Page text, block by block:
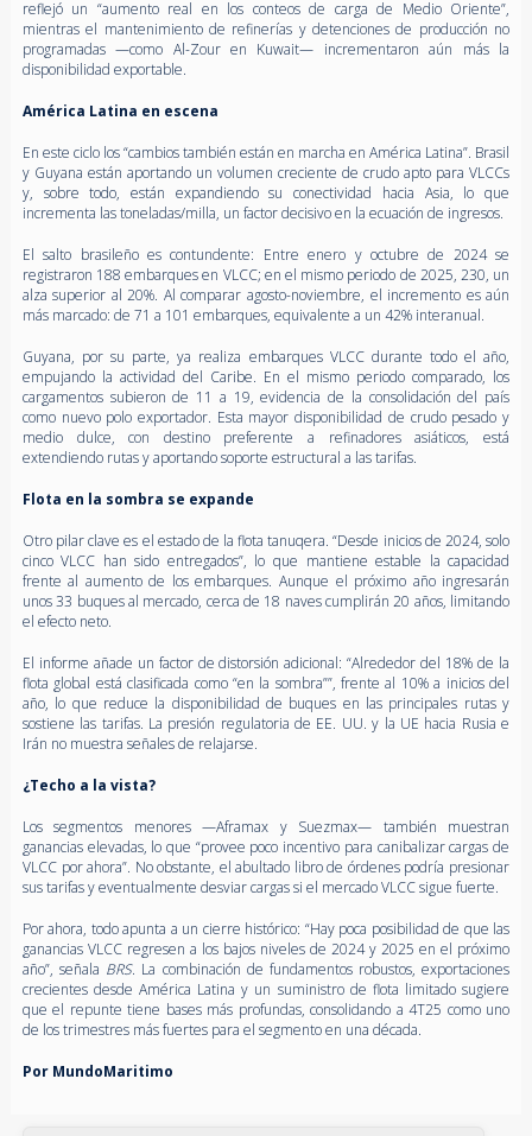
reflejó un “aumento real en los conteos de carga de Medio Oriente”,
mientras el mantenimiento de refinerías y detenciones de producción no
programadas —como Al-Zour en Kuwait— incrementaron aún más la
disponibilidad exportable.
América Latina en escena
En este ciclo los “cambios también están en marcha en América Latina”. Brasil
y Guyana están aportando un volumen creciente de crudo apto para VLCCs
y, sobre todo, están expandiendo su conectividad hacia Asia, lo que
incrementa las toneladas/milla, un factor decisivo en la ecuación de ingresos.
El salto brasileño es contundente: Entre enero y octubre de 2024 se
registraron 188 embarques en VLCC; en el mismo periodo de 2025, 230, un
alza superior al 20%. Al comparar agosto-noviembre, el incremento es aún
más marcado: de 71 a 101 embarques, equivalente a un 42% interanual.
Guyana, por su parte, ya realiza embarques VLCC durante todo el año,
empujando la actividad del Caribe. En el mismo periodo comparado, los
cargamentos subieron de 11 a 19, evidencia de la consolidación del país
como nuevo polo exportador. Esta mayor disponibilidad de crudo pesado y
medio dulce, con destino preferente a refinadores asiáticos, está
extendiendo rutas y aportando soporte estructural a las tarifas.
Flota en la sombra se expande
Otro pilar clave es el estado de la flota tanuqera. “Desde inicios de 2024, solo
cinco VLCC han sido entregados”, lo que mantiene estable la capacidad
frente al aumento de los embarques. Aunque el próximo año ingresarán
unos 33 buques al mercado, cerca de 18 naves cumplirán 20 años, limitando
el efecto neto.
El informe añade un factor de distorsión adicional: “Alrededor del 18% de la
flota global está clasificada como “en la sombra””, frente al 10% a inicios del
año, lo que reduce la disponibilidad de buques en las principales rutas y
sostiene las tarifas. La presión regulatoria de EE. UU. y la UE hacia Rusia e
Irán no muestra señales de relajarse.
¿Techo a la vista?
Los segmentos menores —Aframax y Suezmax— también muestran
ganancias elevadas, lo que “provee poco incentivo para canibalizar cargas de
VLCC por ahora”. No obstante, el abultado libro de órdenes podría presionar
sus tarifas y eventualmente desviar cargas si el mercado VLCC sigue fuerte.
Por ahora, todo apunta a un cierre histórico: “Hay poca posibilidad de que las
ganancias VLCC regresen a los bajos niveles de 2024 y 2025 en el próximo
año”, señala BRS. La combinación de fundamentos robustos, exportaciones
crecientes desde América Latina y un suministro de flota limitado sugiere
que el repunte tiene bases más profundas, consolidando a 4T25 como uno
de los trimestres más fuertes para el segmento en una década.
Por MundoMaritimo